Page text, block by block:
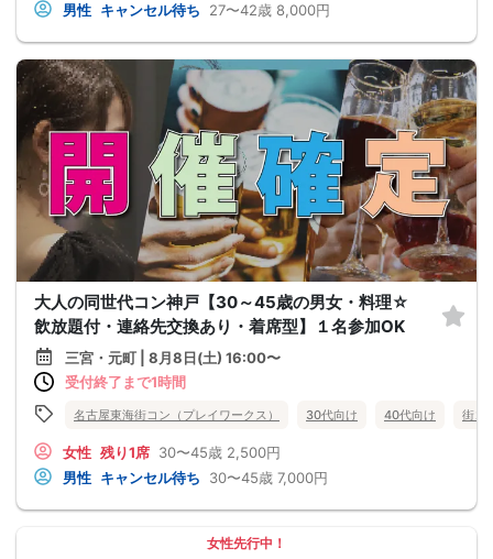
男性 キャンセル待ち 27〜42歳 8,000円
大人の同世代コン神戸【30～45歳の男女・料理☆
飲放題付・連絡先交換あり・着席型】１名参加OK
三宮・元町 | 8月8日(土) 16:00〜
受付終了まで1時間
名古屋東海街コン（プレイワークス） 30代向け 40代向け 街コ
女性 残り1席 30〜45歳 2,500円
男性 キャンセル待ち 30〜45歳 7,000円
女性先行中！